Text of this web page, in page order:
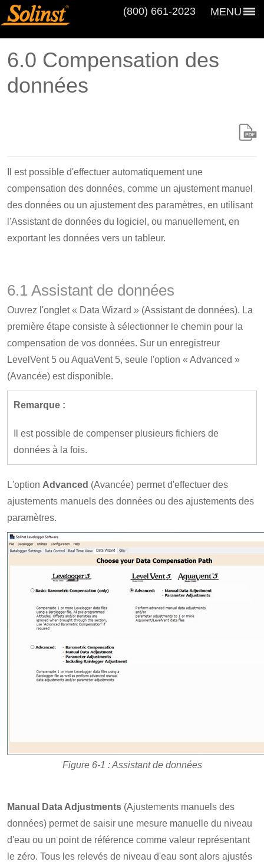
MENU
(800) 661‑2023
6.0 Compensation des
données
Il est possible d'effectuer automatiquement une
compensation des données, comme un ajustement manuel
des données ou un ajustement des paramètres, en utilisant
l'Assistant de données du logiciel, ou manuellement, en
exportant les données vers un tableur.
6.1 Assistant de données
Ouvrez l'onglet « Data Wizard » (Assistant de données). La
première étape consiste à sélectionner le chemin pour la
compensation de vos données. Sur un enregistreur
LevelVent 5 ou AquaVent 5, seule l'option « Advanced »
(Avancée) est disponible.
Remarque :
Il est possible de compenser plusieurs fichiers de
données à la fois.
L'option Advanced (Avancée) permet d'effectuer des
ajustements manuels des données ou des ajustements des
paramètres.
Figure 6-1 : Assistant de données
Manual Data Adjustments (Ajustements manuels des
données) permet de saisir une mesure manuelle du niveau
d'eau ou un point de référence comme valeur représentant
le zéro. Tous les relevés de niveau d'eau sont alors ajustés